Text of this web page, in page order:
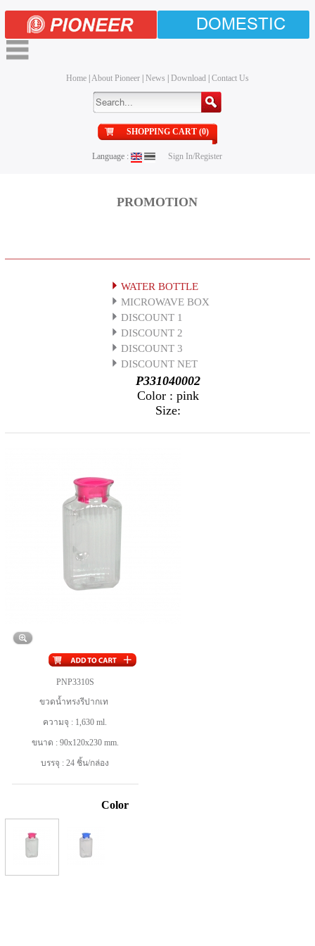
DOMESTIC
Home| About Pioneer| News Download| Contact Us
SHOPPING CART (0)
Language : Sign In/Register
PROMOTION
WATER BOTTLE
MICROWAVE BOX
DISCOUNT 1
DISCOUNT 2
DISCOUNT 3
DISCOUNT NET
P331040002
Color : pink
Size:
PNP3310S
ขวดน้ำทรงรีปากเท
ความจุ : 1,630 ml.
ขนาด : 90x120x230 mm.
บรรจุ : 24 ชิ้น/กล่อง
Color